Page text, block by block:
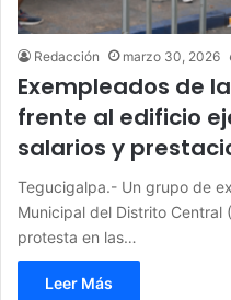
Redacción marzo 30, 2026
Exempleados de
frente al edificio
salarios y
Tegucigalpa.- Un grupo de
Municipal del Distrito Central
protesta en las…
Leer Más